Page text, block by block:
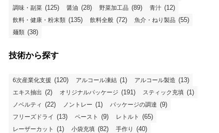
調味・副菜 (125) 醤油 (28) 野菜加工品 (89) 青汁 (12)
飲料・健康・粉末類 (135) 飲料全般 (72) 魚介・ねり製品 (55)
麺類 (38)
技術から探す
6次産業化支援 (120) アルコール凍結 (1) アルコール製造 (13)
エキス抽出 (2) オリジナルパッケージ (191) スティック充填 (1)
ノベルティ (22) ノントレー (1) パッケージの調達 (9)
フリーズドライ (13) ペースト (9) レトルト (65)
レーザーカット (1) 小袋充填 (82) 手作り (40)